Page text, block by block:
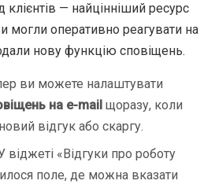
клієнтів — найцінніший ресурс
могли оперативно реагувати на
нову функцію сповіщень.
ви можете налаштувати
на e-mail щоразу, коли
відгук або скаргу.
віджеті «Відгуки про роботу
поле, де можна вказати